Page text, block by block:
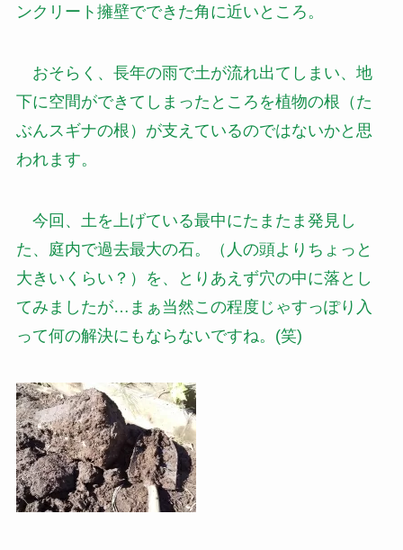
ンクリート擁壁でできた角に近いところ。
おそらく、長年の雨で土が流れ出てしまい、地
下に空間ができてしまったところを植物の根（た
ぶんスギナの根）が支えているのではないかと思
われます。
今回、土を上げている最中にたまたま発見し
た、庭内で過去最大の石。（人の頭よりちょっと
大きいくらい？）を、とりあえず穴の中に落とし
てみましたが…まぁ当然この程度じゃすっぽり入
って何の解決にもならないですね。(笑)